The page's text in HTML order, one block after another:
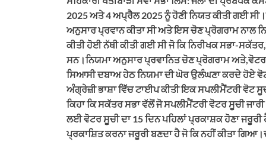
2025 ਅਤੇ 4 ਅਪ੍ਰੈਲ 2025 ਨੂੰ ਹੋਣੀ ਨਿਯਤ ਕੀਤੀ ਗਈ
ਅਨੁਸਾਰ ਪ੍ਰਵਾਨ ਕੀਤਾ ਸੀ ਅਤੇ ਇਸ ਚੋਣ ਪ੍ਰੋਗਰਾਮ ਨਾਲ
ਕੀਤੀ ਹੋਈ ਨੱਥੀ ਕੀਤੀ ਗਈ ਸੀ ਜੋ ਕਿ ਨਿਰੀਖਕ ਸਭਾ-
ਸਨ।ਨਿਯਮਾ ਅਨੁਸਾਰ ਪ੍ਰਵਾਨਿਤ ਚੋਣ ਪ੍ਰੋਗਰਾਮ
ਸਿਆਸੀ ਦਬਾਅ ਹੇਠ ਨਿਯਮਾ ਦੀ ਘੋਰ ਉਲੰਘਣਾ ਕਰਦੇ ਹੋਏ
ਅੰਗ੍ਰੇਜ਼ੀ ਭਾਸ਼ਾ ਵਿੱਚ ਟਾਈਪ ਕੀਤੀ ਇਕ ਸਪਲੀਮੈਂਟਰੀ ਵੋਟ
ਕਿਹਾ ਕਿ ਸਕੱਤਰ ਸਭਾ ਵੱਲੋਂ ਜੋ ਸਪਲੀਮੈਂਟਰੀ ਵੋਟਰ ਸੂਚੀ
ਲਈ ਵੋਟਰ ਸੂਚੀ ਦਾ 15 ਦਿਨ ਪਹਿਲਾਂ ਪ੍ਰਕਾਸ਼ਕ ਹੋਣਾ
ਪ੍ਰਕਾਸ਼ਿਤ ਕਰਨਾ ਜਰੂਰੀ ਬਣਦਾ ਹੈ ਜੋ ਕਿ ਨਹੀਂ ਕੀਤਾ